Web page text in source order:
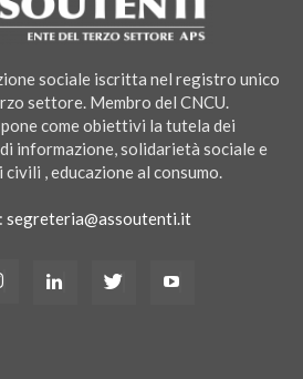
sociale iscritta nel registro unico
settore. Membro del CNCU.
pone come obiettivi la tutela dei
informazione, solidarietà sociale e
, educazione al consumo.
segreteria@assoutenti.it